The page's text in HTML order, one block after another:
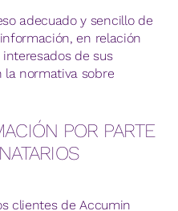
adecuado y sencillo de
en relación
de sus
la normativa sobre
POR PARTE
clientes de Accumin